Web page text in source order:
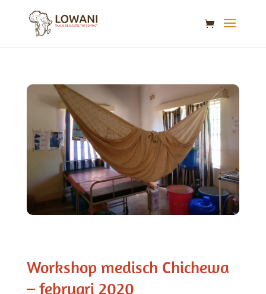
Workshop medisch Chichewa
– februari 2020